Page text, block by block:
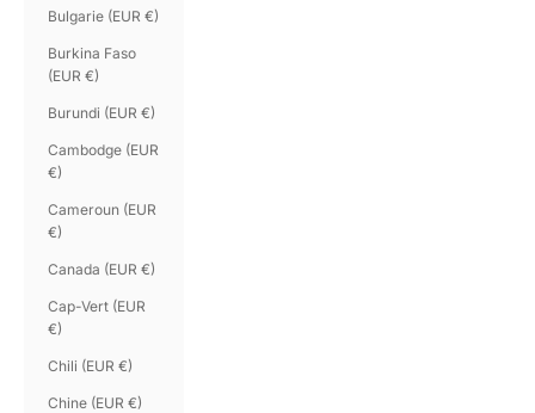
Bulgarie (EUR €)
Burkina Faso
(EUR €)
Burundi (EUR €)
Cambodge (EUR
€)
Cameroun (EUR
€)
Canada (EUR €)
Cap-Vert (EUR
€)
Chili (EUR €)
Chine (EUR €)